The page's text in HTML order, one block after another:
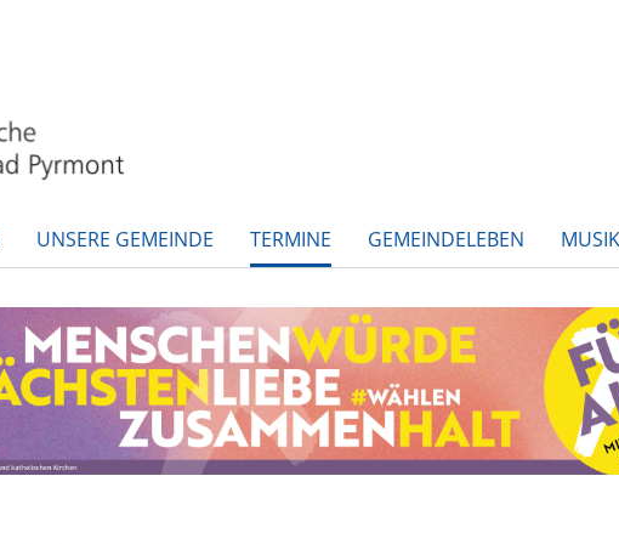
UNSERE GEMEINDE TERMINE GEMEINDELEBEN MUSIK